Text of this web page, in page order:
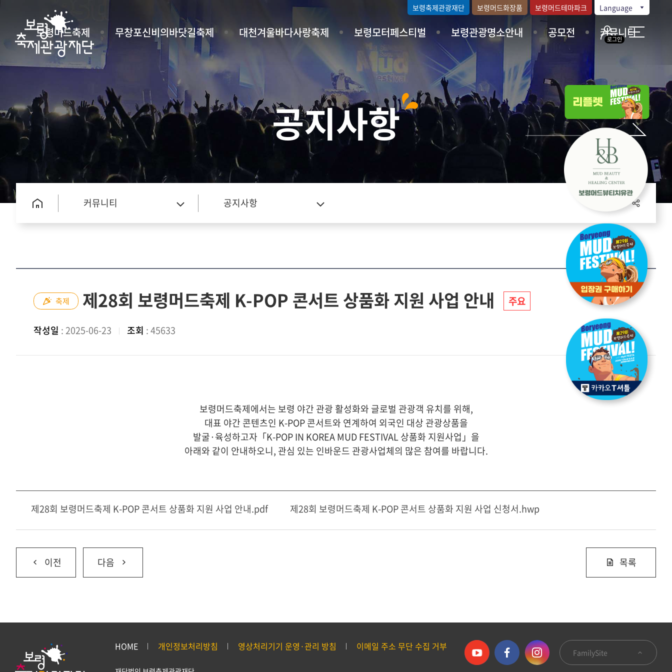
보령머드축제 무창포신비의바닷길축제 대천겨울바다사랑축제 보령모터페스티벌 보령관광명소안내 공모전 커뮤니티
보령축제관광재단 보령머드화장품 보령머드테마파크 Language
로그인
공지사항
커뮤니티 공지사항
축제 제28회 보령머드축제 K-POP 콘서트 상품화 지원 사업 안내 주요
작성일 : 2025-06-23 조회 : 45633
보령머드축제에서는 보령 야간 관광 활성화와 글로벌 관광객 유치를 위해,
대표 야간 콘텐츠인 K-POP 콘서트와 연계하여 외국인 대상 관광상품을
발굴·육성하고자「K-POP IN KOREA MUD FESTIVAL 상품화 지원사업」을
아래와 같이 안내하오니, 관심 있는 인바운드 관광사업체의 많은 참여를 바랍니다.
제28회 보령머드축제 K-POP 콘서트 상품화 지원 사업 안내.pdf 제28회 보령머드축제 K-POP 콘서트 상품화 지원 사업 신청서.hwp
이전 다음 목록
HOME 개인정보처리방침 영상처리기기 운영·관리 방침 이메일 주소 무단 수집 거부
FamilySite